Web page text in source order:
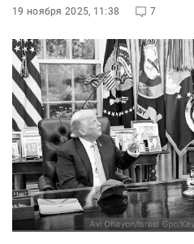
19 ноября 2025, 11:38 7